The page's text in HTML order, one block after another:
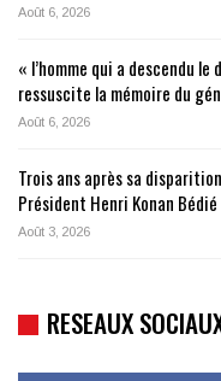
Août 6, 2026
« l’homme qui a descendu
ressuscite la mémoire du
Août 6, 2026
Trois ans après sa
Président Henri Konan Bédié
Août 3, 2026
RESEAUX